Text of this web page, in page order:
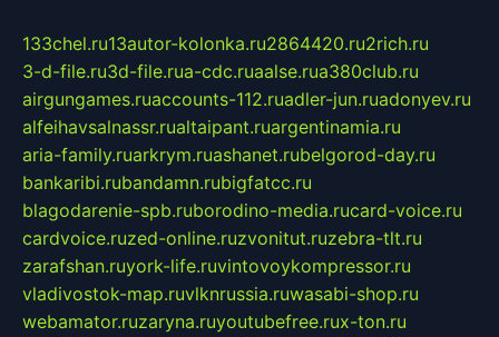
133chel.ru13autor-kolonka.ru2864420.ru2rich.ru
3-d-file.ru3d-file.rua-cdc.ruaalse.rua380club.ru
airgungames.ruaccounts-112.ruadler-jun.ruadonyev.ru
alfeihavsalnassr.rualtaipant.ruargentinamia.ru
aria-family.ruarkrym.ruashanet.rubelgorod-day.ru
bankaribi.rubandamn.rubigfatcc.ru
blagodarenie-spb.ruborodino-media.rucard-voice.ru
cardvoice.ruzed-online.ruzvonitut.ruzebra-tlt.ru
zarafshan.ruyork-life.ruvintovoykompressor.ru
vladivostok-map.ruvlknrussia.ruwasabi-shop.ru
webamator.ruzaryna.ruyoutubefree.rux-ton.ru